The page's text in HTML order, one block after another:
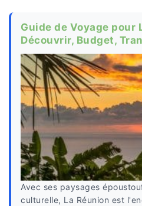
Guide de Voyage pour
Découvrir, Budget,
Avec ses paysages
culturelle, La Réunion est